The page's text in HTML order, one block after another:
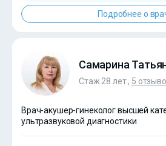
Подробнее о
Самарина
Стаж 28 лет , 5
Врач-акушер-гинеколог высшей
ультразвуковой диагностики